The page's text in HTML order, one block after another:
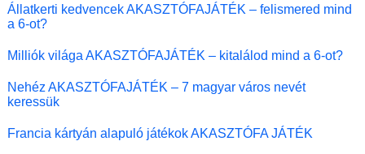
Állatkerti kedvencek AKASZTÓFAJÁTÉK – felismered mind
a 6-ot?
Milliók világa AKASZTÓFAJÁTÉK – kitalálod mind a 6-ot?
Nehéz AKASZTÓFAJÁTÉK – 7 magyar város nevét
keressük
Francia kártyán alapuló játékok AKASZTÓFA JÁTÉK